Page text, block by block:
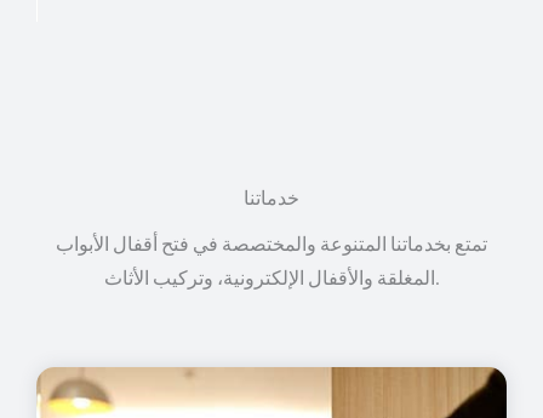
خدماتنا
تمتع بخدماتنا المتنوعة والمختصصة في فتح أقفال الأبواب